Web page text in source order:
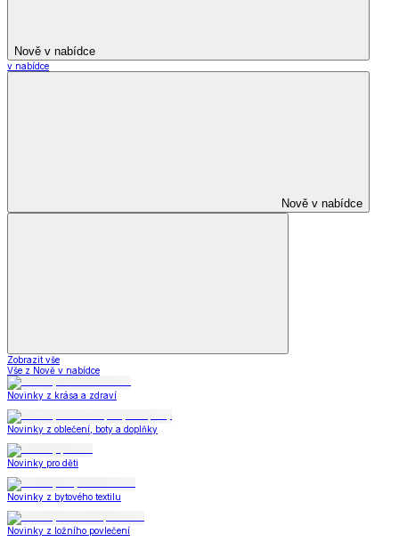
Nově v nabídce
v nabídce
Nově v nabídce
Zobrazit vše
Vše z Nově v nabídce
Novinky z krása a zdraví
Novinky z oblečení, boty a doplňky
Novinky pro děti
Novinky z bytového textilu
Novinky z ložního povlečení